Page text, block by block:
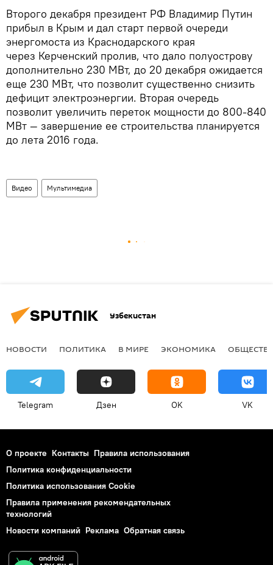
Второго декабря президент РФ Владимир Путин
прибыл в Крым и дал старт первой очереди
энергомоста из Краснодарского края
через Керченский пролив, что дало полуострову
дополнительно 230 МВт, до 20 декабря ожидается
еще 230 МВт, что позволит существенно снизить
дефицит электроэнергии. Вторая очередь
позволит увеличить переток мощности до 800-840
МВт — завершение ее строительства планируется
до лета 2016 года.
Видео Мультимедиа
Узбекистан
НОВОСТИ ПОЛИТИКА В МИРЕ ЭКОНОМИКА
Telegram Дзен OK VK
О проекте Контакты Правила использования
Политика конфиденциальности
Политика использования Cookie
Правила применения рекомендательных
технологий
Новости компаний Реклама Обратная связь